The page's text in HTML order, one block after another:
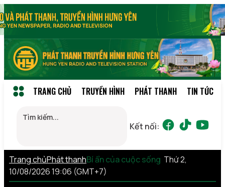
TRANG CHỦ TRUYỀN HÌNH PHÁT THANH TIN TỨC
Kết nối:
Trang chủPhát thanhBí ẩn của cuộc sống Thứ 2,
10/08/2026 19:06 (GMT+7)